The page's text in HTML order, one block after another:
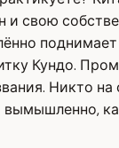
и свою
Кундо.
Никто на
вымышленно,